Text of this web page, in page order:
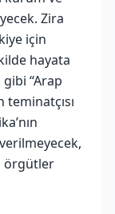
Zira
için
hayata
“Arap
örgütler